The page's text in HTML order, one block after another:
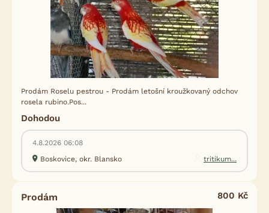
Prodám Roselu pestrou - Prodám letošní kroužkovaný odchov
rosela rubino.Pos...
Dohodou
4.8.2026 06:08
Boskovice, okr. Blansko
tritikum...
Prodám 800 Kč